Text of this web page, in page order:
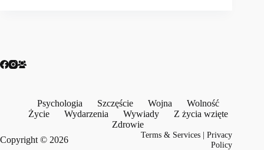
Psychologia Szczęście Wojna
Wolność
Życie
Wydarzenia Wywiady
Z życia wzięte
Zdrowie
Copyright © 2026
Terms & Services |Privacy
Policy